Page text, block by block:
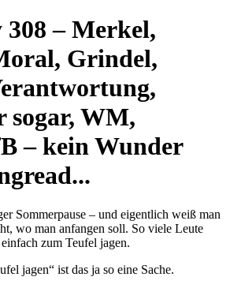
308 – Merkel,
Grindel,
sogar, WM,
– kein Wunder
Sommerpause – und eigentlich weiß man
wo man anfangen soll. So viele Leute
zum Teufel jagen.
jagen“ ist das ja so eine Sache.